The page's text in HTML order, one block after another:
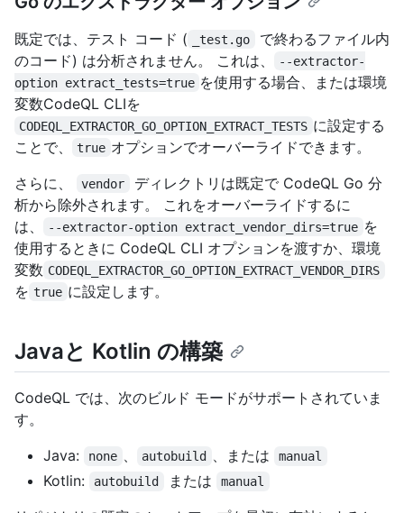
既定では、テスト コード ( _test.go
で終わるファイル内
のコード) は分析されません。 これは、
--extractor-
option extract_tests=true を使用する場合、または環境
変数CodeQL CLIを
CODEQL_EXTRACTOR_GO_OPTION_EXTRACT_TESTS に設定する
ことで、
true オプションでオーバーライドできます。
さらに、
vendor
ディレクトリは既定で CodeQL Go 分
析から除外されます。 これをオーバーライドするに
は、
--extractor-option extract_vendor_dirs=true を
使用するときに CodeQL CLI オプションを渡すか、環境
変数 CODEQL_EXTRACTOR_GO_OPTION_EXTRACT_VENDOR_DIRS
を true に設定します。
Javaと Kotlin の構築
CodeQL では、次のビルド モードがサポートされていま
す。
Java:
none autobuild 、または manual
Kotlin: autobuild または manual